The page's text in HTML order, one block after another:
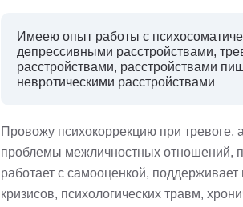
Имеею опыт работы с
депрессивными расстройствами,
расстройствами, расстройствами
невротическими расстройствами
Провожу психокоррекцию при тревоге,
проблемы межличностных отношений,
работает с самооценкой,
кризисов, психологических травм,